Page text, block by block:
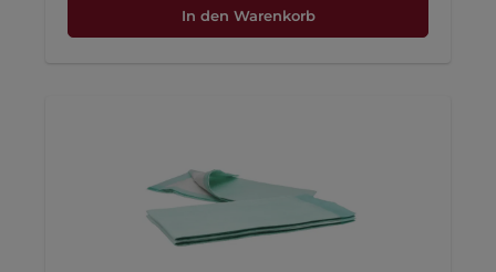
In den Warenkorb